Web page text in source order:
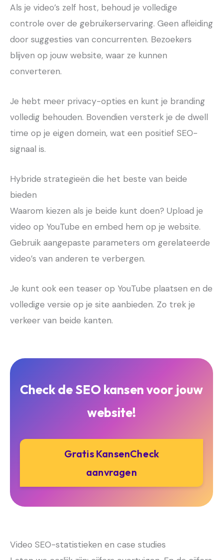
Als je video’s zelf host, behoud je volledige
controle over de gebruikerservaring. Geen afleiding
door suggesties van concurrenten. Bezoekers
blijven op jouw website, waar ze kunnen
converteren.
Je hebt meer privacy-opties en kunt je branding
volledig behouden. Bovendien versterk je de dwell
time op je eigen domein, wat een positief SEO-
signaal is.
Hybride strategieën die het beste van beide
bieden
Waarom kiezen als je beide kunt doen? Upload je
video op YouTube en embed hem op je website.
Gebruik aangepaste parameters om gerelateerde
video’s van anderen te verbergen.
Je kunt ook een teaser op YouTube plaatsen en de
volledige versie op je site aanbieden. Zo trek je
verkeer van beide kanten.
Check de SEO kansen voor jouw
website!
Gratis KansenCheck
aanvragen
Video SEO-statistieken en case studies